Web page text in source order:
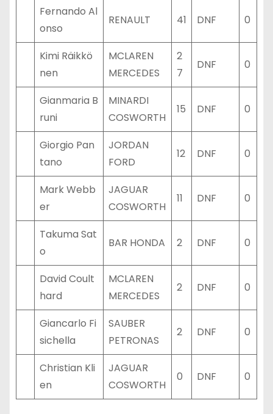
Fernando Al
onso
RENAULT 41 DNF 0
Kimi Räikkö
nen
MCLAREN
MERCEDES
2
7
DNF 0
Gianmaria B
runi
MINARDI
COSWORTH
15 DNF 0
Giorgio Pan
tano
JORDAN
FORD
12 DNF 0
Mark Webb
er
JAGUAR
COSWORTH
11 DNF 0
Takuma Sat
o
BAR HONDA 2 DNF 0
David Coult
hard
MCLAREN
MERCEDES
2 DNF 0
Giancarlo Fi
sichella
SAUBER
PETRONAS
2 DNF 0
Christian Kli
en
JAGUAR
COSWORTH
0 DNF 0